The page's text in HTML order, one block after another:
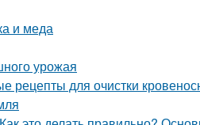
и меда
урожая
для очистки